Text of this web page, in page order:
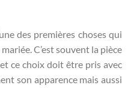
des premières choses qui
C’est souvent la pièce
ce choix doit être pris avec
son apparence mais aussi